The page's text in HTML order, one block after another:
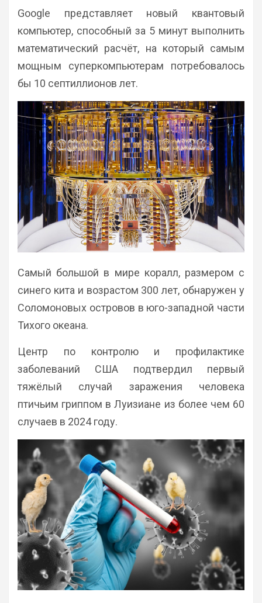
Google представляет новый квантовый
компьютер, способный за 5 минут выполнить
математический расчёт, на который самым
мощным суперкомпьютерам потребовалось
бы 10 септиллионов лет.
Самый большой в мире коралл, размером с
синего кита и возрастом 300 лет, обнаружен у
Соломоновых островов в юго-западной части
Тихого океана.
Центр по контролю и профилактике
заболеваний США подтвердил первый
тяжёлый случай заражения человека
птичьим гриппом в Луизиане из более чем 60
случаев в 2024 году.